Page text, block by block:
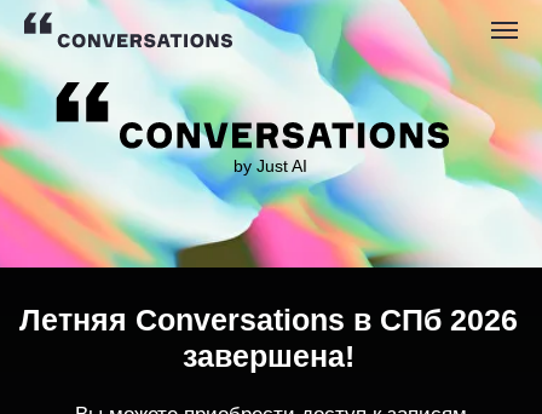
by Just AI
трансляции и файлам презентаций обоих дней (25
После оплаты на указанную Вами почту придет
записей трансляции возможен только с одного
Летняя Conversations в СПб 2026
завершена!